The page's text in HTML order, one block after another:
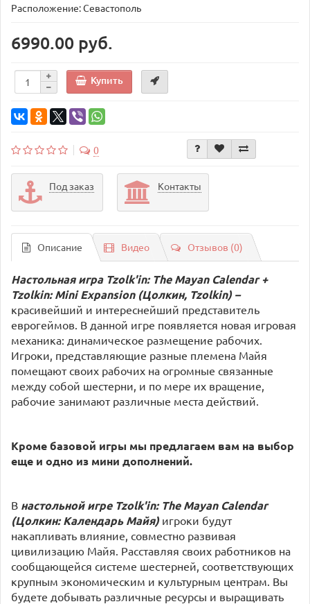
Расположение: Севастополь
6990.00 руб.
Купить
0
Под заказ Контакты
Описание Видео Отзывов (0)
Настольная игра Tzolk'in: The Mayan Calendar +
Tzolkin: Mini Expansion (Цолкин, Tzolkin)–
красивейший и интереснейший представитель
еврогеймов. В данной игре появляется новая игровая
механика: динамическое размещение рабочих.
Игроки, представляющие разные племена Майя
помещают своих рабочих на огромные связанные
между собой шестерни, и по мере их вращение,
рабочие занимают различные места действий.
Кроме базовой игры мы предлагаем вам на выбор
еще и одно из мини дополнений.
В настольной игре Tzolk'in: The Mayan Calendar
(Цолкин: Календарь Майя)игроки будут
накапливать влияние, совместно развивая
цивилизацию Майя. Расставляя своих работников на
сообщающейся системе шестерней, соответствующих
крупным экономическим и культурным центрам. Вы
будете добывать различные ресурсы и выращивать